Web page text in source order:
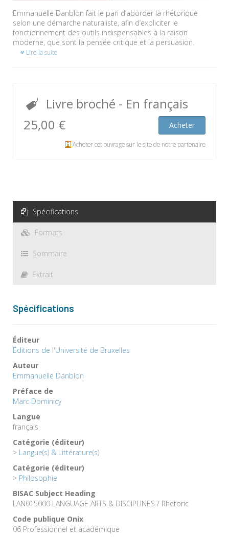
Emmanuelle Danblon fait le pari d’aborder la rhétorique
selon une démarche naturaliste, afin d’expliciter le
fonctionnement des outils indispensables à la raison
moderne, que sont la pensée critique et la persuasion.
Lire la suite
Livre broché - En français
25,00 €
Acheter
Acheter cet ouvrage sur le site de notre partenaire
Spécifications
Formats
Sommaire
Extrait
Spécifications
Éditeur
Éditions de l'Université de Bruxelles
Auteur
Emmanuelle Danblon
Préface de
Marc Dominicy
Langue
français
Catégorie (éditeur)
> Langue(s) & Littérature(s)
Catégorie (éditeur)
> Philosophie
BISAC Subject Heading
LAN015000 LANGUAGE ARTS & DISCIPLINES / Rhetoric
Code publique Onix
06 Professionnel et académique